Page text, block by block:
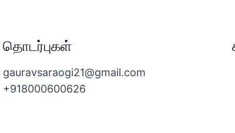
தொடர்புகள்
gauravsaraogi21@gmail.com
+918000600626